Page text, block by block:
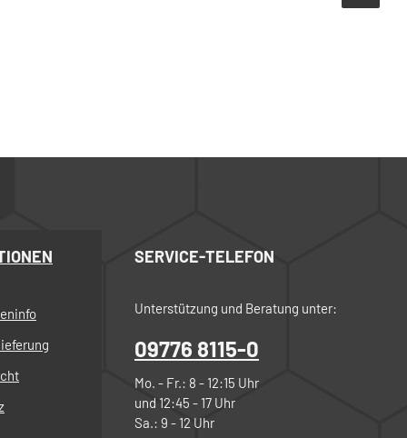
SERVICE-TELEFON
Unterstützung und Beratung unter:
09776 8115-0
Mo. - Fr.: 8 - 12:15 Uhr
und 12:45 - 17 Uhr
Sa.: 9 - 12 Uhr